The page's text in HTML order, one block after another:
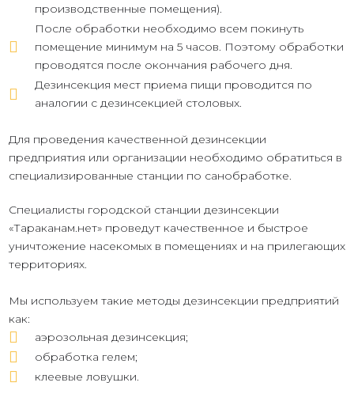
производственные помещения).
После обработки необходимо всем покинуть
помещение минимум на 5 часов. Поэтому обработки
проводятся после окончания рабочего дня.
Дезинсекция мест приема пищи проводится по
аналогии с дезинсекцией столовых.
Для проведения качественной дезинсекции
предприятия или организации необходимо обратиться в
специализированные станции по санобработке.
Специалисты городской станции дезинсекции
«Тараканам.нет» проведут качественное и быстрое
уничтожение насекомых в помещениях и на прилегающих
территориях.
Мы используем такие методы дезинсекции предприятий
как:
аэрозольная дезинсекция;
обработка гелем;
клеевые ловушки.